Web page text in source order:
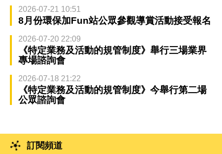
2026-07-21 10:51
8月份環保加Fun站公眾參觀導賞活動接受報名
2026-07-20 22:09
《特定業務及活動的規管制度》舉行三場業界
專場諮詢會
2026-07-18 21:22
《特定業務及活動的規管制度》今舉行第二場
公眾諮詢會
訂閱頻道